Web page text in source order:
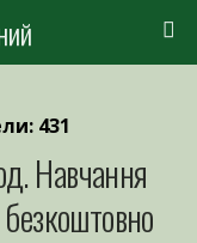
431
Навчання